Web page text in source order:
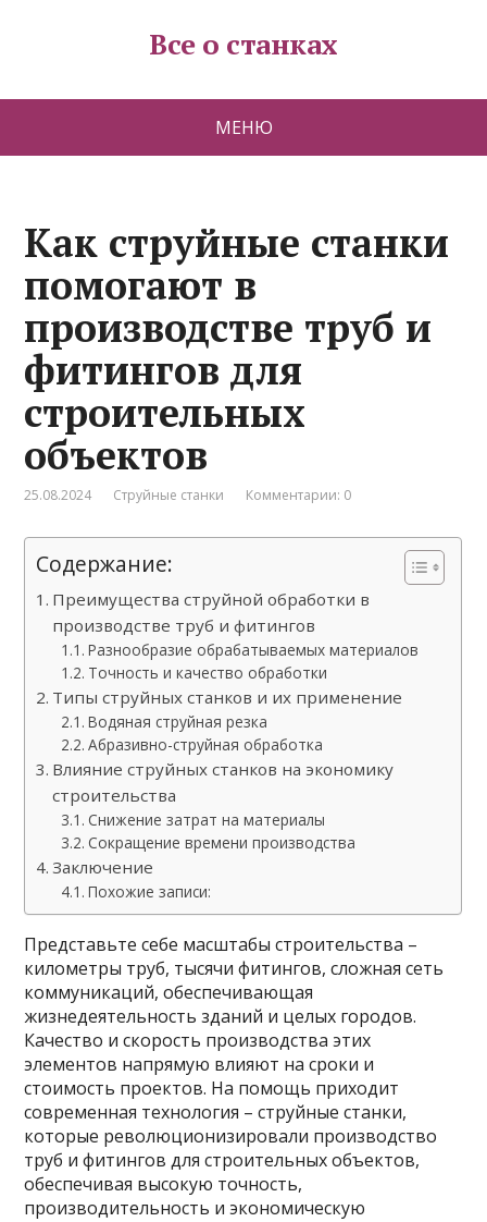
Все о станках
МЕНЮ
Как струйные станки
помогают в
производстве труб и
фитингов для
строительных
объектов
25.08.2024 Струйные станки Комментарии: 0
Содержание:
Преимущества струйной обработки в
производстве труб и фитингов
Разнообразие обрабатываемых материалов
Точность и качество обработки
Типы струйных станков и их применение
Водяная струйная резка
Абразивно-струйная обработка
Влияние струйных станков на экономику
строительства
Снижение затрат на материалы
Сокращение времени производства
Заключение
Похожие записи:
Представьте себе масштабы строительства –
километры труб, тысячи фитингов, сложная сеть
коммуникаций, обеспечивающая
жизнедеятельность зданий и целых городов.
Качество и скорость производства этих
элементов напрямую влияют на сроки и
стоимость проектов. На помощь приходит
современная технология – струйные станки,
которые революционизировали производство
труб и фитингов для строительных объектов,
обеспечивая высокую точность,
производительность и экономическую